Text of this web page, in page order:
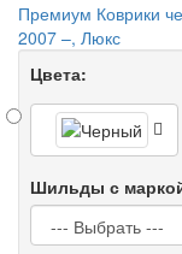
Премиум Коврики
2007 –, Люкс
Цвета:
Шильды с